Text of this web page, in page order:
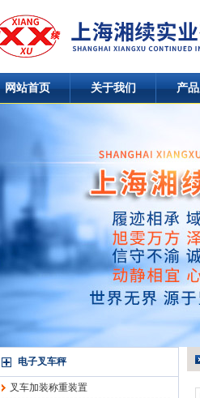
网站首页 关于我们 产
电子叉车秤
叉车加装称重装置